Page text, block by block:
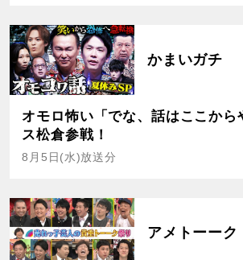
かまいガチ
オモロ怖い「でな、話はここから
ス松倉参戦！
8月5日(水)放送分
アメトーーク